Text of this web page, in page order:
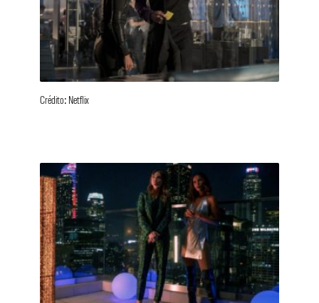
Crédito: Netflix